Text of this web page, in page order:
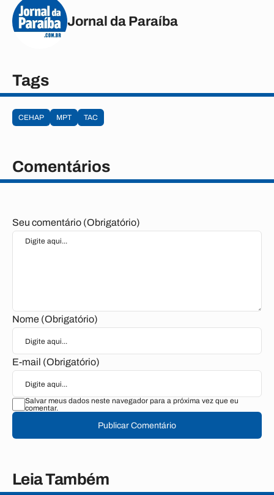
Jornal da Paraíba
Tags
CEHAP MPT TAC
Comentários
Seu comentário (Obrigatório)
Nome (Obrigatório)
E-mail (Obrigatório)
Salvar meus dados neste navegador para a próxima vez que eu
comentar.
Publicar Comentário
Leia Também